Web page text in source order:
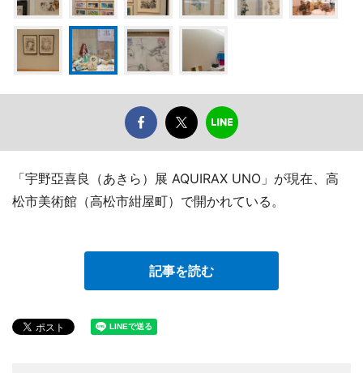
「宇野亞喜良（あきら）展 AQUIRAX UNO」が現在、高
松市美術館（高松市紺屋町）で開かれている。
記事を読む